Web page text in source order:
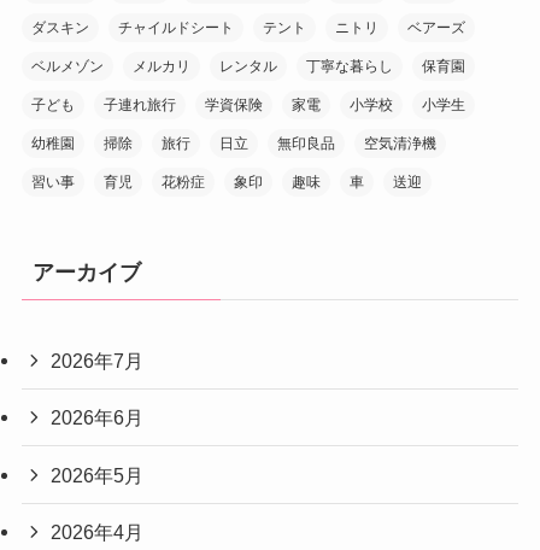
ダスキン チャイルドシート テント ニトリ ベアーズ
ベルメゾン メルカリ レンタル 丁寧な暮らし 保育園
子ども 子連れ旅行 学資保険 家電 小学校 小学生
幼稚園 掃除 旅行 日立 無印良品 空気清浄機
習い事 育児 花粉症 象印 趣味 車 送迎
アーカイブ
2026年7月
2026年6月
2026年5月
2026年4月